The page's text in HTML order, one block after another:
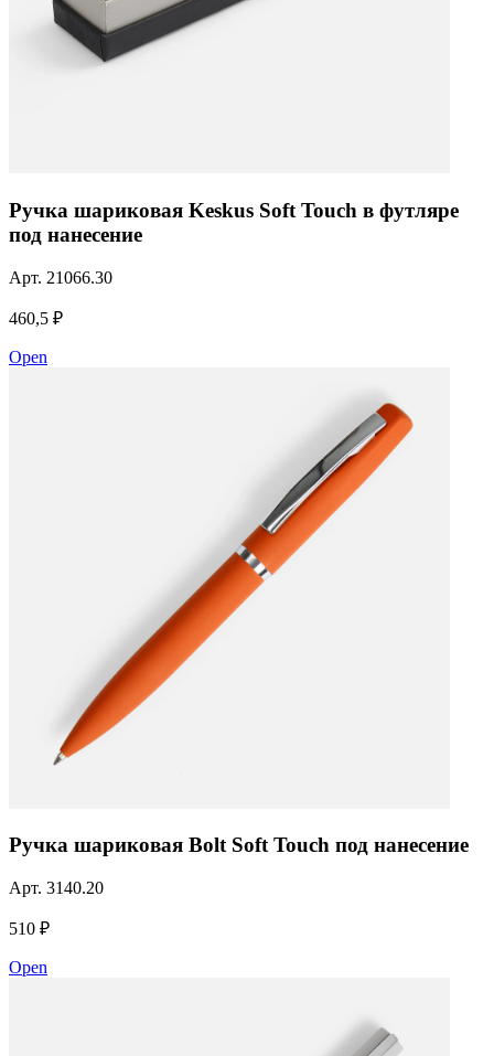
Ручка шариковая Keskus Soft Touch в футляре
под нанесение
Арт. 21066.30
460,5 ₽
Open
Ручка шариковая Bolt Soft Touch под нанесение
Арт. 3140.20
510 ₽
Open